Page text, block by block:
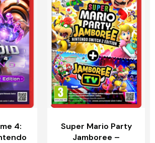
4:
Super Mario Party
Jamboree –